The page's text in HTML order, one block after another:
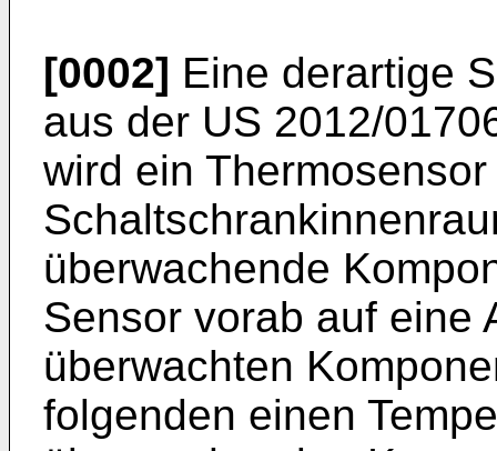
[0002] Eine derartige
aus der US 2012/
wird ein
überwachende
Sensor vorab auf eine
überwachten
folgenden einen